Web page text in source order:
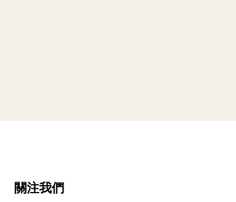
關注我們